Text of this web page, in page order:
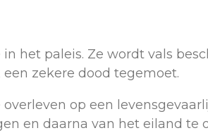
het paleis. Ze wordt vals
zekere dood tegemoet.
op een
en daarna van het eiland te